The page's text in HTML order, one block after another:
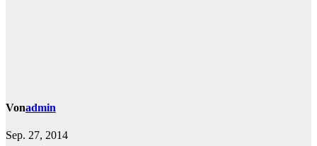
Vonadmin
Sep. 27, 2014